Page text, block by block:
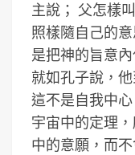
主說； 父怎樣
照樣隨自己的
是把神的旨意
就如孔子說，
這不是自我中
宇宙中的定理
中的意願，而